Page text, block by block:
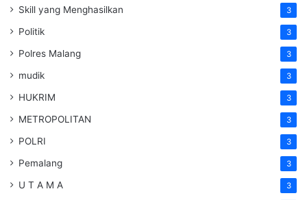
Skill yang Menghasilkan 3
Politik 3
Polres Malang 3
mudik 3
HUKRIM 3
METROPOLITAN 3
POLRI 3
Pemalang 3
U T A M A 3